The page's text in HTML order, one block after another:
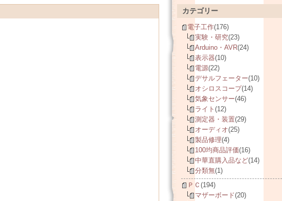
カテゴリー
電子工作(176)
実験・研究(23)
Arduino・AVR(24)
表示器(10)
電源(22)
デサルフェーター(10)
オシロスコープ(14)
気象センサー(46)
ライト (12)
測定器・装置(29)
オーディオ(25)
製品修理(4)
100均商品評価(16)
中華直購入品など(14)
分類無(1)
ＰＣ (194)
マザーボード(20)